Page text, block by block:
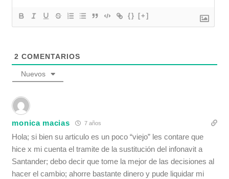
{} [+]
2 COMENTARIOS
Nuevos
monica macias 7 años
Hola; si bien su articulo es un poco “viejo” les contare que
hice x mi cuenta el tramite de la sustitución del infonavit a
Santander; debo decir que tome la mejor de las decisiones al
hacer el cambio; ahorre bastante dinero y pude liquidar mi